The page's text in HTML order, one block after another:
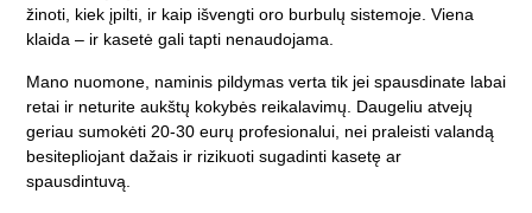
žinoti, kiek įpilti, ir kaip išvengti oro burbulų sistemoje. Viena
klaida – ir kasetė gali tapti nenaudojama.
Mano nuomone, naminis pildymas verta tik jei spausdinate labai
retai ir neturite aukštų kokybės reikalavimų. Daugeliu atvejų
geriau sumokėti 20-30 eurų profesionalui, nei praleisti valandą
besitepliojant dažais ir rizikuoti sugadinti kasetę ar
spausdintuvą.